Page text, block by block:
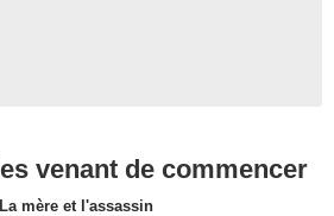
venant de commencer
La mère et l'assassin